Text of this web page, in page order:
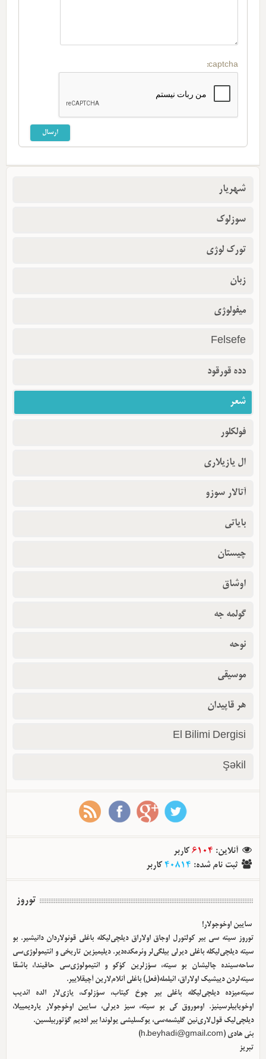
captcha:
شهریار
سوزلوک
تورک لوژی
زبان
میفولوژی
Felsefe
دده قورقود
شعر
فولکلور
ال یازیلاری
آتالار سوزو
بایاتی
چیستان
اوشاق
گولمه جه
نوحه
موسیقی
هر قاپیدان
El Bilimi Dergisi
Şəkil
آنلاین:
6104 کاربر
ثبت نام شده:
40814 کاربر
توروز
سایین اوخوجولار!
توروز سیته سی بیر کولتورل اوجاق اولا‌راق دیلچی‌لیکله باغلی قونولاردان دانیشیر. بو
سیته دیلچی‌لیکله باغلی دیرلی بیلگی‌لر وئرمکده‌دیر. دیلیمیزین تاریخی و ائتیمولوژی‌سی
ساحه‌سینده چالیشان بو سیته، سؤزلرین کؤکو و ائتیمولوژی‌سی حاقیندا، باشقا
سیته‌لردن دییشیک اولا‌راق، ائیلمله(فعل) باغلی آنلام‌لارین آچیقلاییر.
سیته‌میزده دیلچی‌لیکله باغلی بیر چوخ کیتاب، سؤزلوک، یازی‌لار الده ائدیب
اوخویابیلرسینیز. اوموروق کی بو سیته، سیز دیرلی، سایین اوخوجولار یاردیمییلا،
دیلچی‌لیک قول‌لاری‌نین گلیشمه‌سی، یوکسلیشی یولوندا بیر آددیم گؤتوربیلسین.
بئی هادی (h.beyhadi@gmail.com
)
تبریز